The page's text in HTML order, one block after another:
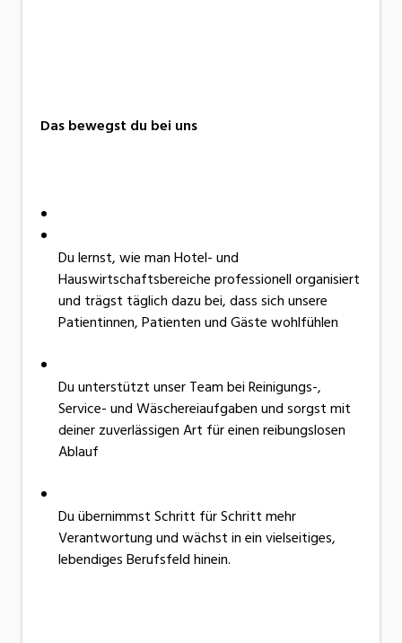
Das bewegst du bei uns
Du lernst, wie man Hotel- und
Hauswirtschaftsbereiche professionell organisiert
und trägst täglich dazu bei, dass sich unsere
Patientinnen, Patienten und Gäste wohlfühlen
Du unterstützt unser Team bei Reinigungs-,
Service- und Wäschereiaufgaben und sorgst mit
deiner zuverlässigen Art für einen reibungslosen
Ablauf
Du übernimmst Schritt für Schritt mehr
Verantwortung und wächst in ein vielseitiges,
lebendiges Berufsfeld hinein.